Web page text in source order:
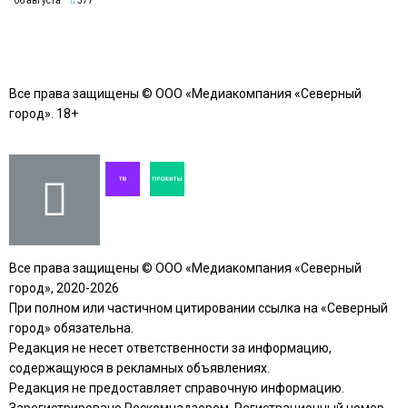
Все права защищены © ООО «Медиакомпания «Северный
город». 18+
Все права защищены © ООО «Медиакомпания «Северный
город», 2020-2026
При полном или частичном цитировании ссылка на «Северный
город» обязательна.
Редакция не несет ответственности за информацию,
содержащуюся в рекламных объявлениях.
Редакция не предоставляет справочную информацию.